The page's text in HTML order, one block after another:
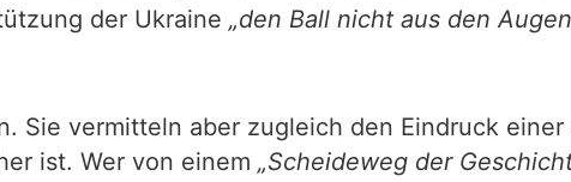
der Ukraine „den Ball nicht aus den
Sie vermitteln aber zugleich den Eindruck
ist. Wer von einem „Scheideweg der